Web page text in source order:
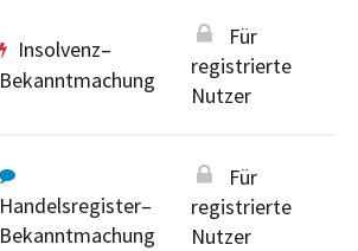
Insolvenz–
Bekanntmachung
Für
registrierte
Nutzer
Handelsregister–
Bekanntmachung
Für
registrierte
Nutzer